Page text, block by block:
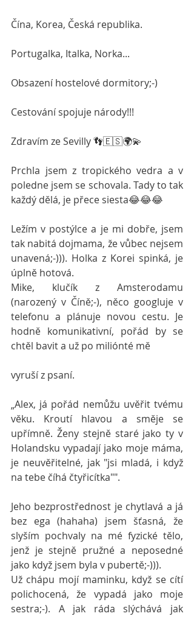
Čína, Korea, Česká republika.
Portugalka, Italka, Norka...
Obsazení hostelové dormitory;-)
Cestování spojuje národy!!!
Zdravím ze Sevilly 👣🇪🇸🌍💫
Prchla jsem z tropického vedra a v
poledne jsem se schovala. Tady to tak
každý dělá, je přece siesta😂😂😂
Ležím v postýlce a je mi dobře, jsem
tak nabitá dojmama, že vůbec nejsem
unavená;-))). Holka z Korei spinká, je
úplně hotová.
Mike, klučík z Amsterodamu
(narozený v Číně;-), něco googluje v
telefonu a plánuje novou cestu. Je
hodně komunikativní, pořád by se
chtěl bavit a už po miliónté mě
vyruší z psaní.
„Alex, já pořád nemůžu uvěřit tvému
věku. Kroutí hlavou a směje se
upřímně. Ženy stejně staré jako ty v
Holandsku vypadají jako moje máma,
je neuvěřitelné, jak "jsi mladá, i když
na tebe číhá čtyřicítka"".
Jeho bezprostřednost je chytlavá a já
bez ega (hahaha) jsem šťasná, že
slyším pochvaly na mé fyzické tělo,
jenž je stejně pružné a neposedné
jako když jsem byla v pubertě;-))).
Už chápu mojí maminku, když se cítí
polichocená, že vypadá jako moje
sestra;-). A jak ráda slýchává jak